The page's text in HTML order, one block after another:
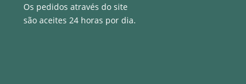
Os pedidos através do site
são aceites 24 horas por dia.